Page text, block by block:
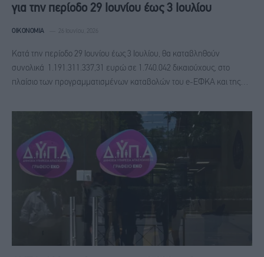
για την περίοδο 29 Ιουνίου έως 3 Iουλίου
ΟΙΚΟΝΟΜΊΑ 26 Ιουνίου, 2026
Κατά την περίοδο 29 Ιουνίου έως 3 Ιουλίου, θα καταβληθούν
συνολικά 1.191.311.337,31 ευρώ σε 1.740.042 δικαιούχους, στο
πλαίσιο των προγραμματισμένων καταβολών του e-ΕΦΚΑ και της…